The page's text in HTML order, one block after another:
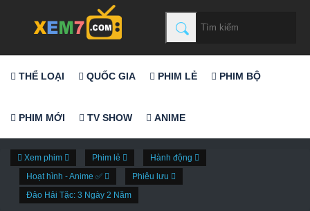
THỂ LOẠI QUỐC GIA PHIM LẺ PHIM BỘ
PHIM MỚI TV SHOW ANIME
Xem phim Phim lẻ
Hành động
Hoạt hình - Anime ✅
Phiêu lưu
Đảo Hải Tặc: 3 Ngày 2 Năm